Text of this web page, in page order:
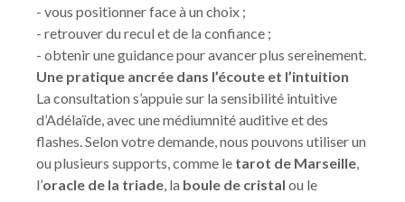
- vous positionner face à un choix ;
- retrouver du recul et de la confiance ;
- obtenir une guidance pour avancer plus sereinement.
Une pratique ancrée dans l’écoute et l’intuition
La consultation s’appuie sur la sensibilité intuitive
d’Adélaïde, avec une médiumnité auditive et des
flashes. Selon votre demande, nous pouvons utiliser un
ou plusieurs supports, comme le tarot de Marseille,
l’oracle de la triade, la boule de cristal ou le